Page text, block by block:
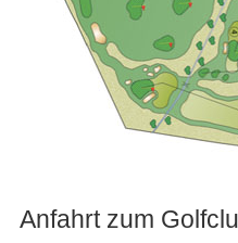
Anfahrt zum